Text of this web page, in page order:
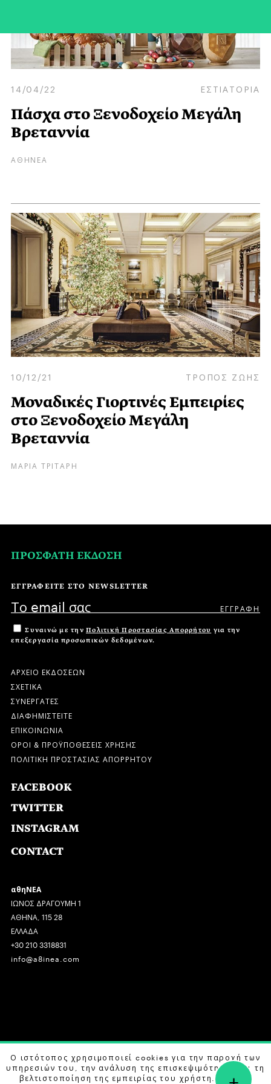
14/04/22 ΕΣΤΙΑΤΟΡΙΑ
Πάσχα στo Ξενοδοχείο Μεγάλη
Βρεταννία
ΑΘΗΝΕΑ
10/12/21 ΤΡΟΠΟΣ ΖΩΗΣ
Μοναδικές Γιορτινές Εμπειρίες
στο Ξενοδοχείο Μεγάλη
Βρεταννία
ΜΑΡΙΑ ΤΡΙΤΑΡΗ
ΠΡΟΣΦΑΤΗ ΕΚΔΟΣΗ
ΕΓΓΡΑΦΕΙΤΕ ΣΤΟ NEWSLETTER
Συναινώ με την Πολιτική Προστασίας Απορρήτου για την
επεξεργασία προσωπικών δεδομένων.
ΑΡΧΕΙΟ ΕΚΔΟΣΕΩΝ
ΣΧΕΤΙΚΑ
ΣΥΝΕΡΓΑΤΕΣ
ΔΙΑΦΗΜΙΣΤΕΙΤΕ
ΕΠΙΚΟΙΝΩΝΙΑ
ΟΡΟΙ & ΠΡΟΫΠΟΘΕΣΕΙΣ ΧΡΗΣΗΣ
ΠΟΛΙΤΙΚΗ ΠΡΟΣΤΑΣΙΑΣ ΑΠΟΡΡΗΤΟΥ
FACEBOOK
TWITTER
INSTAGRAM
CONTACT
αθηΝΕΑ
ΙΩΝΟΣ ΔΡΑΓΟΥΜΗ 1
ΑΘΗΝΑ, 115 28
ΕΛΛΑΔΑ
+30 210 3318831
info@a8inea.com
COPYRIGHT © 2026 αθηΝΕΑ, ALL RIGHTS RESERVED.
DESIGN BY G DESIGN STUDIO. DEVELOPED BYB LABS
Ο ιστότοπος χρησιμοποιεί cookies για την παροχή των
υπηρεσιών του, την ανάλυση της επισκεψιμότητας και τη
βελτιστοποίηση της εμπειρίας του χρήστη. Μάθετε